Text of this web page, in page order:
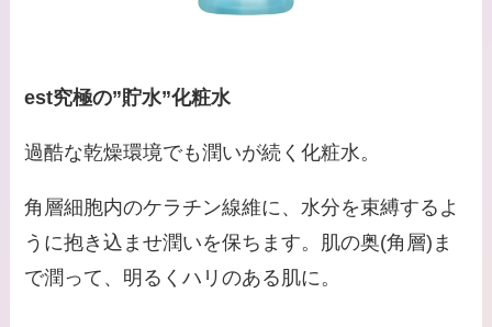
est究極の”貯水”化粧水
過酷な乾燥環境でも潤いが続く化粧水。
角層細胞内のケラチン線維に、水分を束縛するよ
うに抱き込ませ潤いを保ちます。肌の奥(角層)ま
で潤って、明るくハリのある肌に。